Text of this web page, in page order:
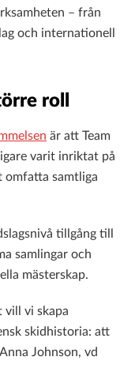
– från
och internationell
roll
är att Team
varit inriktat på
omfatta samtliga
tillgång till
samlingar och
mästerskap.
vill vi skapa
skidhistoria: att
Johnson, vd